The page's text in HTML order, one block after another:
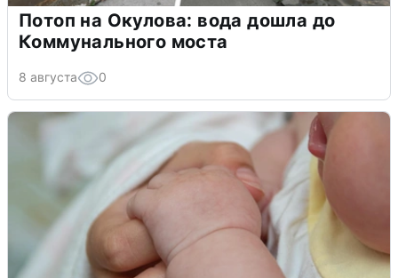
Потоп на Окулова: вода дошла до
Коммунального моста
8 августа 0